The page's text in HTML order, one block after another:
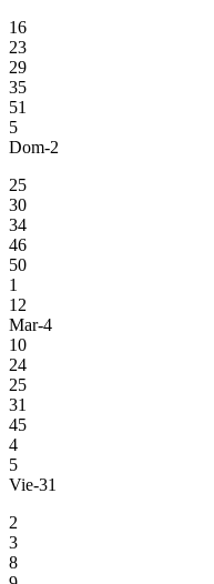
16
23
29
35
51
5
Dom-2
25
30
34
46
50
1
12
Mar-4
10
24
25
31
45
4
5
Vie-31
2
3
8